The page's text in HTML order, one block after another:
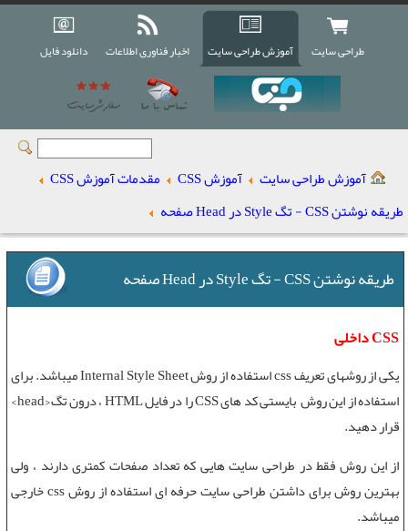
طراحی سایت آموزش طراحی سایت اخبار فناوری اطلاعات دانلود فایل
آموزش طراحی سایت آموزش CSS
مقدمات آموزش CSS
طریقه نوشتن CSS - تگ Style در Head صفحه
طریقه نوشتن CSS - تگ Style در Head صفحه
CSS داخلی
یکی از روشهایتعریف css استفاده از روشInternal Style Sheetمیباشد. برای
استفاده از این روش بایستی کد هایCSS را در فایلHTML ، درونتگ<head>
قرار دهید.
از این روش فقط در طراحی سایتهایی که تعداد صفحات کمتری دارند ، ولی
بهترین روش برای داشتنطراحی سایت حرفه ایاستفاده از روشcss خارجی
میباشد.